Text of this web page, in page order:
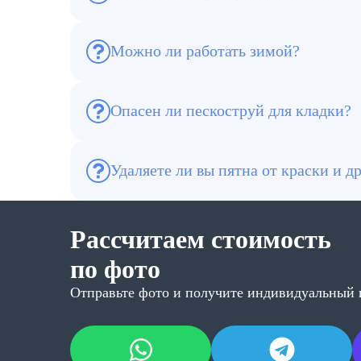
Да, удаляем старые лакокрасочные
Можно ли работать зимой?
Да, при температуре до -10°C с
Опасен ли пескоструй для кладки?
При правильном подборе фракции и
Удаляете ли вы пятна от краски и
Да, мы специализируемся на удалении
Рассчитаем стоимость
по фото
Отправьте фото и получите индивидуальный